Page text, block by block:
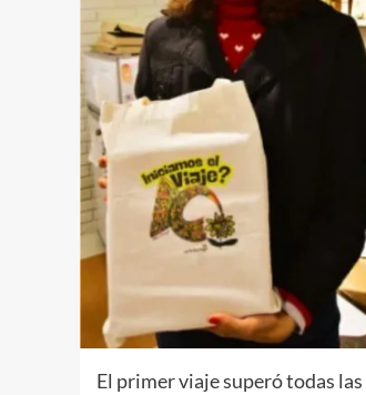
El primer viaje superó todas